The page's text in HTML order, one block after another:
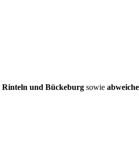
Rinteln und Bückeburg sowie